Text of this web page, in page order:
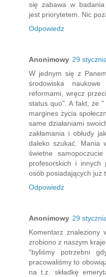
się zabawa w badania
jest priorytetem. Nic
Odpowiedz
Anonimowy 29
W jednym się z
środowiska
reformami, wręcz
status quo". A fakt, że "
margines życia
same działaniami
zakłamania i obłudy
daleko szukać. Mania
świetne
profesorskich i innych
osób posiadających już
Odpowiedz
Anonimowy 29
Komentarz znaleziony
zrobiono z naszym
"byliśmy potrzebni
pracowaliśmy to
na t.z. składkę